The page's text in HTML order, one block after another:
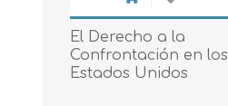
El Derecho a la
Confrontación en los
Estados Unidos